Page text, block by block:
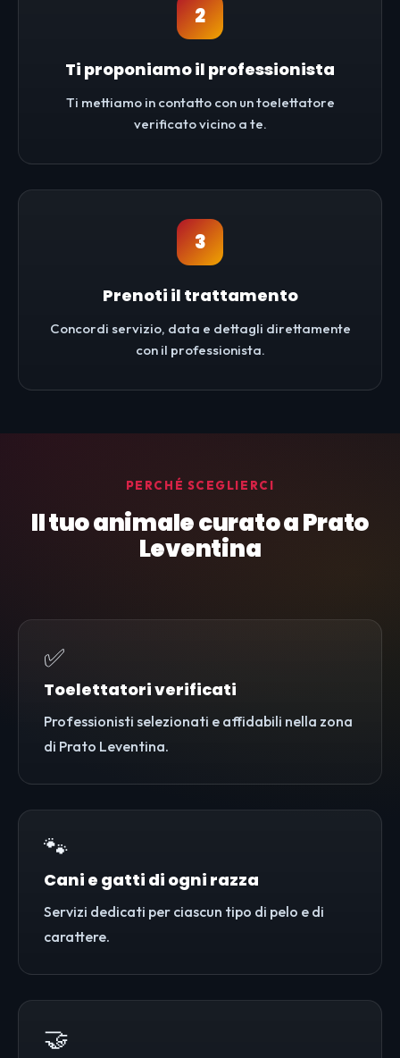
2
Ti proponiamo il professionista
Ti mettiamo in contatto con un toelettatore
verificato vicino a te.
3
Prenoti il trattamento
Concordi servizio, data e dettagli direttamente
con il professionista.
PERCHÉ SCEGLIERCI
Il tuo animale curato a Prato
Leventina
✅
Toelettatori verificati
Professionisti selezionati e affidabili nella zona
di Prato Leventina.
🐾
Cani e gatti di ogni razza
Servizi dedicati per ciascun tipo di pelo e di
carattere.
🤝